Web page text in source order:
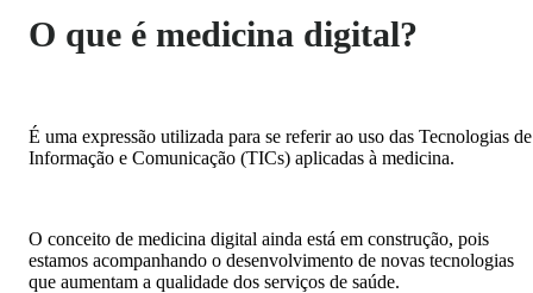
O que é medicina digital?
É uma expressão utilizada para se referir ao uso das Tecnologias de
Informação e Comunicação (TICs) aplicadas à medicina.
O conceito de medicina digital ainda está em construção, pois
estamos acompanhando o desenvolvimento de novas tecnologias
que aumentam a qualidade dos serviços de saúde.